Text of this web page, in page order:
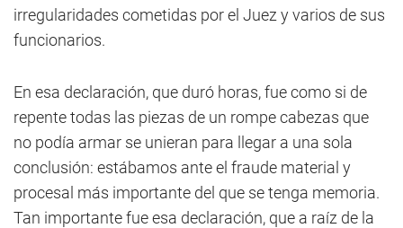
irregularidades cometidas por el Juez y varios de sus
funcionarios.
En esa declaración, que duró horas, fue como si de
repente todas las piezas de un rompe cabezas que
no podía armar se unieran para llegar a una sola
conclusión: estábamos ante el fraude material y
procesal más importante del que se tenga memoria.
Tan importante fue esa declaración, que a raíz de la